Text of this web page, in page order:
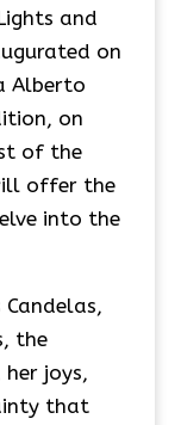
and
on
Alberto
on
of the
offer the
into the
the
joys,
that